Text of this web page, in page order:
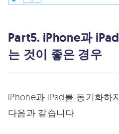
Part5. iPhone과
는 것이 좋은 경우
iPhone과 iPad를 동기화하
다음과 같습니다.